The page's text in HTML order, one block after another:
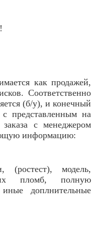
как продажей,
Соответственно
(б/у), и конечный
представленным на
с менеджером
информацию:
(ростест), модель,
пломб, полную
доплнительные